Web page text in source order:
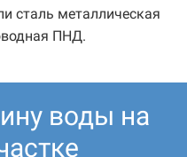
сталь металлическая
ПНД.
воды на